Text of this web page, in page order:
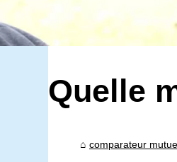
Quelle
comparateur